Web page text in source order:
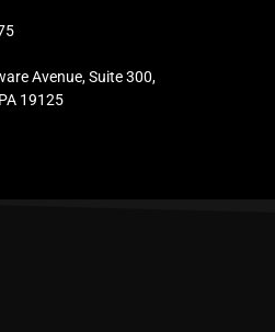
Avenue, Suite 300,
19125